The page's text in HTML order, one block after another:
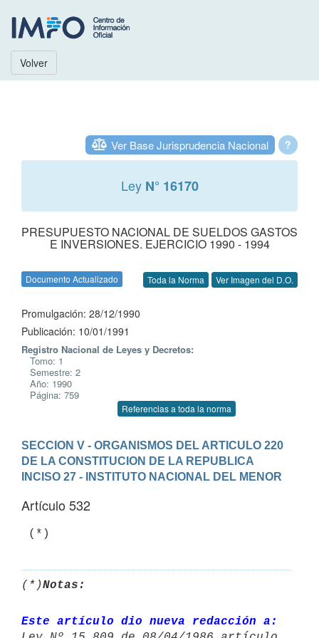
Volver
?
Ver Base Jurisprudencia Nacional
Ley N° 16170
PRESUPUESTO NACIONAL DE SUELDOS GASTOS
E INVERSIONES. EJERCICIO 1990 - 1994
Documento Actualizado Toda la Norma Ver Imagen del D.O.
Promulgación: 28/12/1990
Publicación: 10/01/1991
Registro Nacional de Leyes y Decretos:
Tomo: 1
Semestre: 2
Año: 1990
Página: 759
Referencias a toda la norma
SECCION V - ORGANISMOS DEL ARTICULO 220
DE LA CONSTITUCION DE LA REPUBLICA
INCISO 27 - INSTITUTO NACIONAL DEL MENOR
Artículo 532
(*)Notas:
Este artículo dio nueva redacción a: